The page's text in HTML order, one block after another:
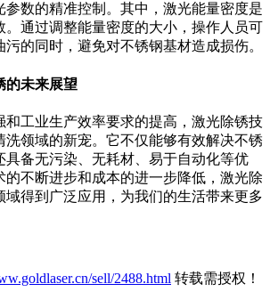
参数的精准控制。其中，激光能量密度是
。通过调整能量密度的大小，操作人员可
污的同时，避免对不锈钢基材造成损伤。
的未来展望
和工业生产效率要求的提高，激光除锈技
洗领域的新宠。它不仅能够有效解决不锈
具备无污染、无耗材、易于自动化等优
的不断进步和成本的进一步降低，激光除
域得到广泛应用，为我们的生活带来更多
sell/2488.html 转载需授权！